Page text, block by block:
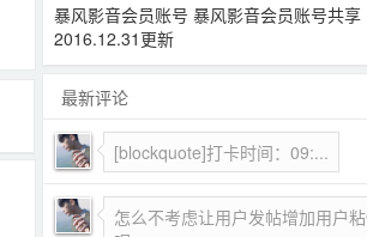
暴风影音会员账号 暴风影音会员账号共享
2016.12.31更新
最新评论
[blockquote]打卡时间：09:...
怎么不考虑让用户发帖增加用户